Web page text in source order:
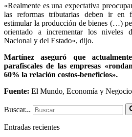
«Realmente es una expectativa
las reformas tributarias deben ir en
estimular la producción de bienes (…)
orientado a incrementar los niveles
Nacional y del Estado», dijo.
Martínez aseguró que
parafiscales de las empresas
60% la relación costos-beneficios».
Fuente: El Mundo, Economía y
Buscar...
Entradas recientes